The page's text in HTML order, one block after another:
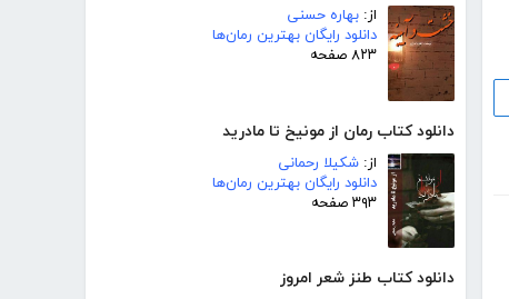
از: بهاره حسنی
دانلود رایگان بهترین رمان‌ها
۸۲۳ صفحه
دانلود کتاب رمان از مونیخ تا مادرید
از: شکیلا رحمانی
دانلود رایگان بهترین رمان‌ها
۳۹۳ صفحه
دانلود کتاب طنز شعر امروز